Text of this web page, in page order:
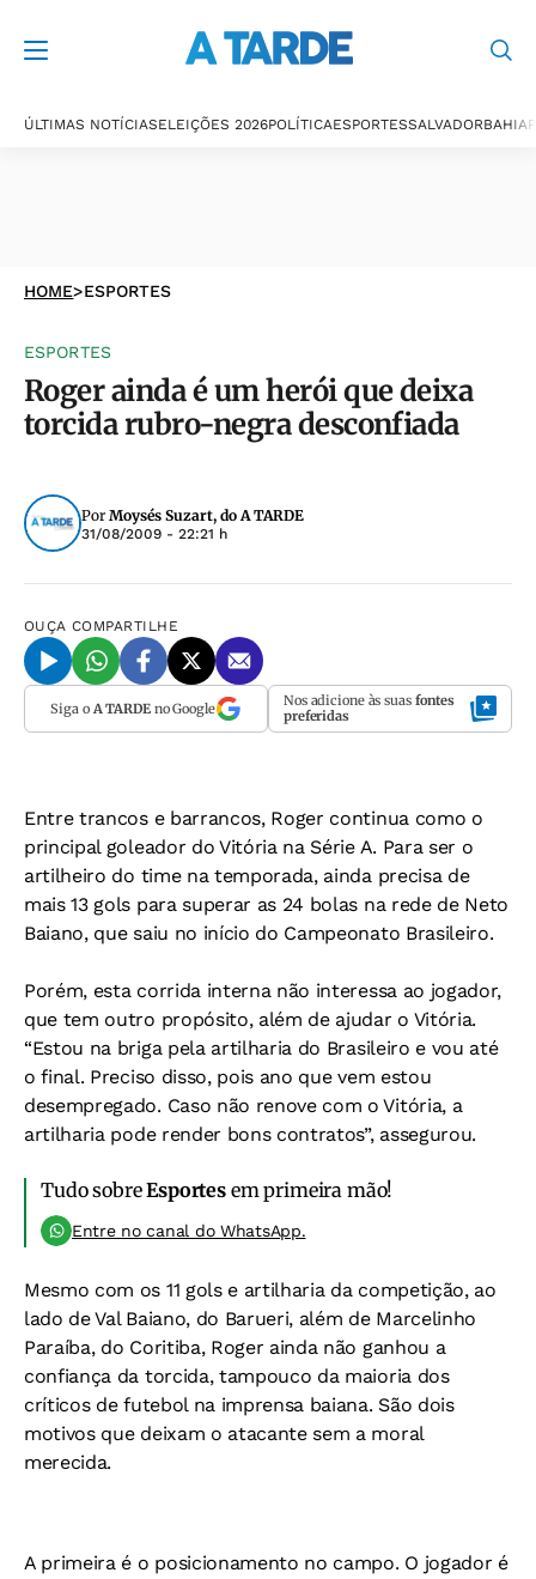
ÚLTIMAS NOTÍCIASELEIÇÕES 2026POLÍTICAESPORTESSALVADORBAHIA
HOME>ESPORTES
ESPORTES
Roger ainda é um herói que deixa
torcida rubro-negra desconfiada
Por Moysés Suzart, do A TARDE
31/08/2009 - 22:21 h
OUÇA COMPARTILHE
Siga o A TARDEno Google Nos adicione às suas fontes
preferidas
Entre trancos e barrancos, Roger continua como o
principal goleador do Vitória na Série A. Para ser o
artilheiro do time na temporada, ainda precisa de
mais 13 gols para superar as 24 bolas na rede de Neto
Baiano, que saiu no início do Campeonato Brasileiro.
Porém, esta corrida interna não interessa ao jogador,
que tem outro propósito, além de ajudar o Vitória.
“Estou na briga pela artilharia do Brasileiro e vou até
o final. Preciso disso, pois ano que vem estou
desempregado. Caso não renove com o Vitória, a
artilharia pode render bons contratos”, assegurou.
Tudo sobreEsportesem primeira mão!
Entre no canal do WhatsApp.
Mesmo com os 11 gols e artilharia da competição, ao
lado de Val Baiano, do Barueri, além de Marcelinho
Paraíba, do Coritiba, Roger ainda não ganhou a
confiança da torcida, tampouco da maioria dos
críticos de futebol na imprensa baiana. São dois
motivos que deixam o atacante sem a moral
merecida.
A primeira é o posicionamento no campo. O jogador é